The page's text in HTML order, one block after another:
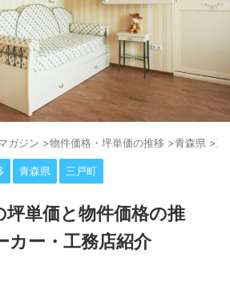
ガジン >物件価格・坪単価の推移 >青森県 >三
青森県 三戸町
坪単価と物件価格の推
カー・工務店紹介